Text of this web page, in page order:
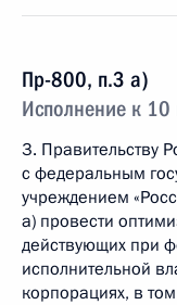
Пр-800, п.3 а)
Исполнение к
3. Правительству
с федеральным
учреждением
а) провести
действующих при
исполнительной
корпорациях, в